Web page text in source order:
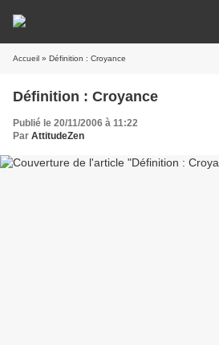
Accueil » Définition : Croyance
Définition : Croyance
Publié le 20/11/2006 à 11:22
Par AttitudeZen